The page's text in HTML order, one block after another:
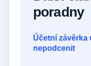
poradny
Účetní závěrka
nepodcenit